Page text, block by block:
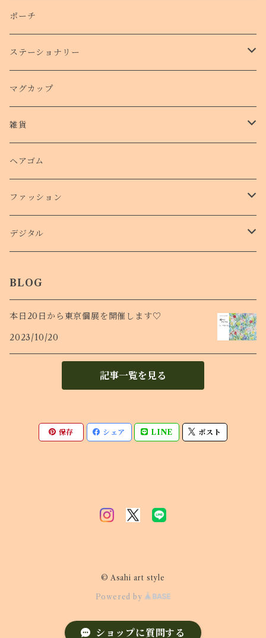
側面プリントハードケース
手帳型スマホケース
クリアケース
クッションバンパーケース
スマホリング
ショルダー付きケース
ポーチ
ステーショナリー
カード
クリアファイル
ステッカー
マグカップ
雑貨
パスケース
ヘアゴム
ファッション
Ｔシャツ
デジタル
BLOG
本日20日から東京個展を開催します♡
2023/10/20
記事一覧を見る
保存 シェア LINE ポスト
© Asahi art style
Powered by
ショップに質問する